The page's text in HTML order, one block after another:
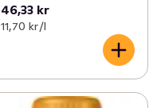
46,33 kr
11,70 kr /l